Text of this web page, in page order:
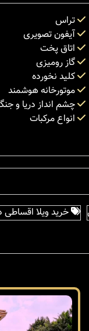
تراس
آیفون تصویری
اتاق پخت
گاز رومیزی
کلید نخورده
موتورخانه هوشمند
چشم انداز دریا و
انواع مرکبات
خرید ویلا